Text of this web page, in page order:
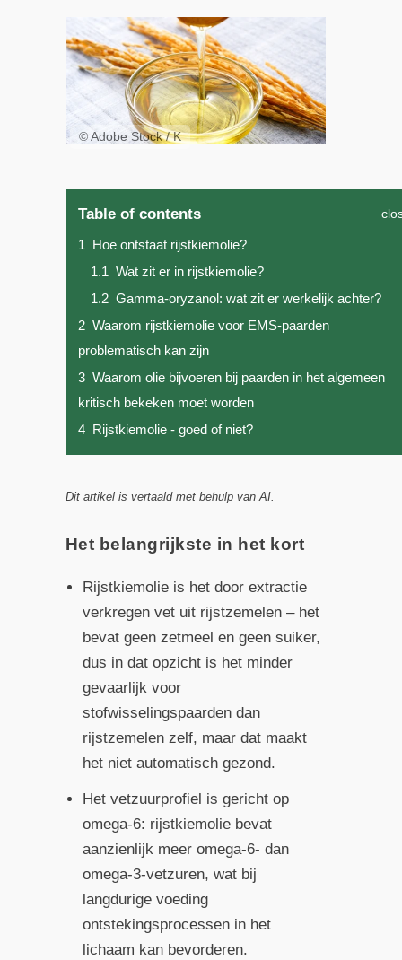
© Adobe Stock / K
Table of contents
1 Hoe ontstaat rijstkiemolie?
1.1 Wat zit er in rijstkiemolie?
1.2 Gamma-oryzanol: wat zit er werkelijk achter?
2 Waarom rijstkiemolie voor EMS-paarden
problematisch kan zijn
3 Waarom olie bijvoeren bij paarden in het algemeen
kritisch bekeken moet worden
4 Rijstkiemolie - goed of niet?
Dit artikel is vertaald met behulp van AI.
Het belangrijkste in het kort
Rijstkiemolie is het door extractie
verkregen vet uit rijstzemelen – het
bevat geen zetmeel en geen suiker,
dus in dat opzicht is het minder
gevaarlijk voor
stofwisselingspaarden dan
rijstzemelen zelf, maar dat maakt
het niet automatisch gezond.
Het vetzuurprofiel is gericht op
omega-6: rijstkiemolie bevat
aanzienlijk meer omega-6- dan
omega-3-vetzuren, wat bij
langdurige voeding
ontstekingsprocessen in het
lichaam kan bevorderen.